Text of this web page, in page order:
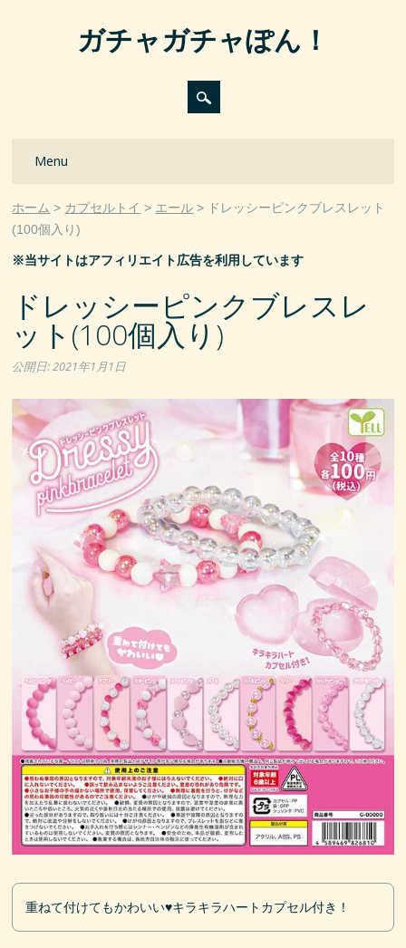
ガチャガチャぽん！
Main menu
Menu
ホーム カプセルトイ エール
ドレッシーピンクブレスレット
(100個入り)
※当サイトはアフィリエイト広告を利用しています
ドレッシーピンクブレスレ
ット(100個入り)
公開日:2021年1月1日
重ねて付けてもかわいい♥キラキラハートカプセル付き！